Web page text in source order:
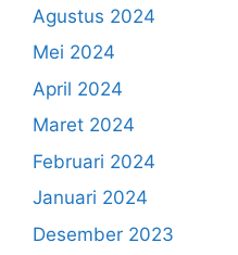
Agustus 2024
Mei 2024
April 2024
Maret 2024
Februari 2024
Januari 2024
Desember 2023